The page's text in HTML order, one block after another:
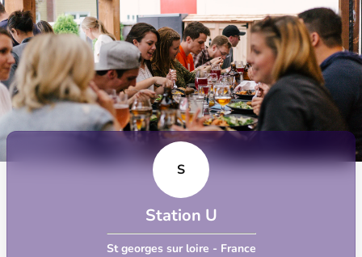
S
Station U
St georges sur loire - France